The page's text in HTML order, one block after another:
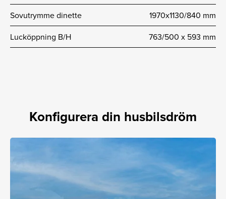
Sovutrymme dinette
1970x1130/840 mm
Lucköppning B/H
763/500 x 593 mm
Konfigurera din husbilsdröm